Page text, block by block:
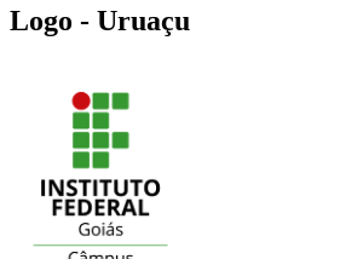
Logo - Uruaçu